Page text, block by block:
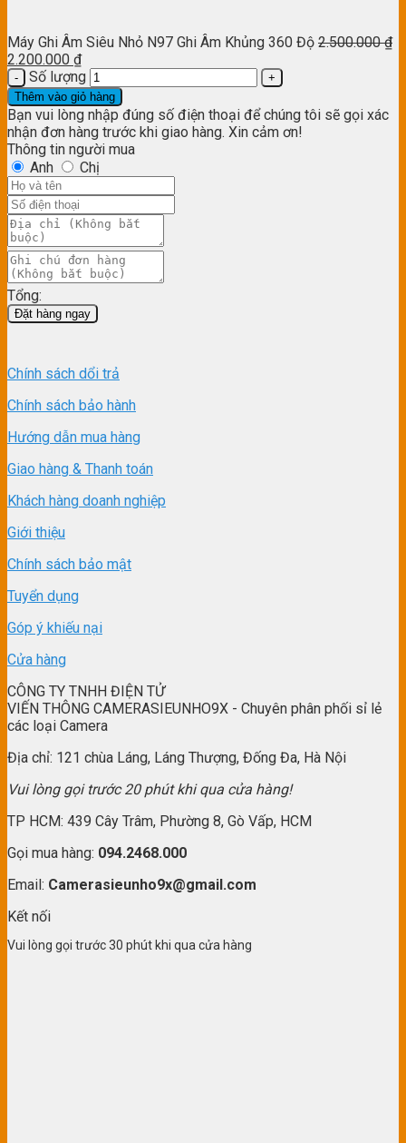
Máy Ghi Âm Siêu Nhỏ N97 Ghi Âm Khủng 360 Độ 2.500.000₫
2.200.000 ₫
Số lượng
Thêm vào giỏ hàng
Bạn vui lòng nhập đúng số điện thoại để chúng tôi sẽ gọi xác
nhận đơn hàng trước khi giao hàng. Xin cảm ơn!
Thông tin người mua
Anh
Chị
Tổng:
Đặt hàng ngay
Chính sách dổi trả
Chính sách bảo hành
Hướng dẫn mua hàng
Giao hàng & Thanh toán
Khách hàng doanh nghiệp
Giới thiệu
Chính sách bảo mật
Tuyển dụng
Góp ý khiếu nại
Cửa hàng
CÔNG TY TNHH ĐIỆN TỬ
VIẾN THÔNG CAMERASIEUNHO9X - Chuyên phân phối sỉ lẻ
các loại Camera
Địa chỉ: 121 chùa Láng, Láng Thượng, Đống Đa, Hà Nội
Vui lòng gọi trước 20 phút khi qua cửa hàng!
TP HCM: 439 Cây Trâm, Phường 8, Gò Vấp, HCM
Gọi mua hàng: 094.2468.000
Email: Camerasieunho9x@gmail.com
Kết nối
Vui lòng gọi trước 30 phút khi qua cửa hàng